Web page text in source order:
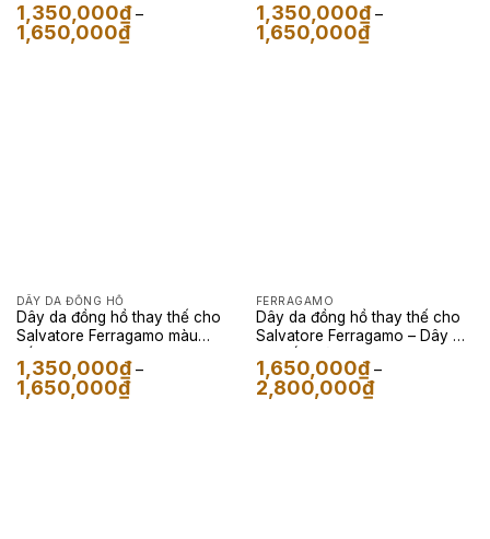
1,350,000₫ –
1,650,000₫Khoảng
giá:
Cá Sấu Màu Đen
1,350,000₫ –
1,650,000₫Khoảng
giá:
DÂY DA ĐỒNG HỒ
Dây da đồng hồ thay thế cho
Salvatore Ferragamo màu
1,350,000₫ –
1,650,000₫Khoảng
giá:
FERRAGAMO
Dây da đồng hồ thay thế cho
Salvatore Ferragamo – Dây Da
1,650,000₫ –
2,800,000₫Khoảng
giá: